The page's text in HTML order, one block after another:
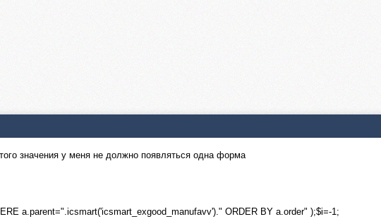
значения у меня не должно появляться одна форма
a.parent=".icsmart('icsmart_exgood_manufavv')." ORDER BY a.order" );$i=-1;